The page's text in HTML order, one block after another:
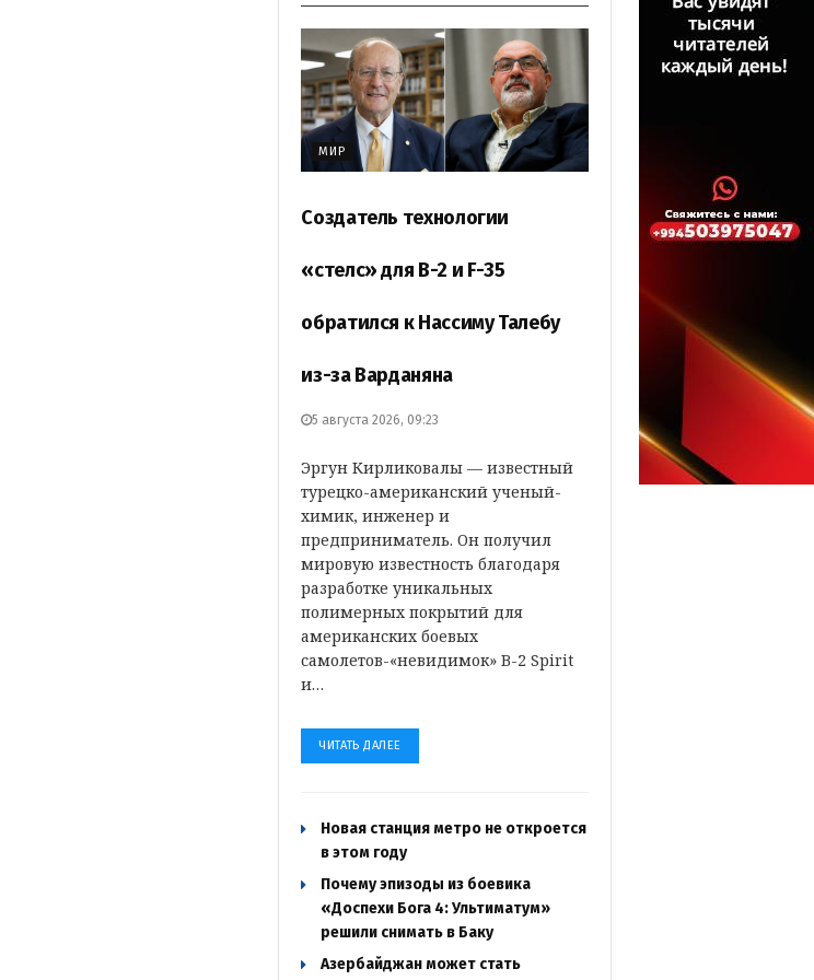
МИР
Создатель технологии
«стелс» для B-2 и F-35
обратился к Нассиму Талебу
из-за Варданяна
5 августа 2026, 09:23
Эргун Кирликовалы — известный
турецко-американский ученый-
химик, инженер и
предприниматель. Он получил
мировую известность благодаря
разработке уникальных
полимерных покрытий для
американских боевых
самолетов-«невидимок» B-2 Spirit
и…
ЧИТАТЬ ДАЛЕЕ
Новая станция метро не откроется
в этом году
Почему эпизоды из боевика
«Доспехи Бога 4: Ультиматум»
решили снимать в Баку
Азербайджан может стать